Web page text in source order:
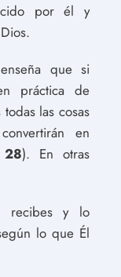
por él y
que si
práctica de
las cosas
en
28). En otras
y lo
lo que Él